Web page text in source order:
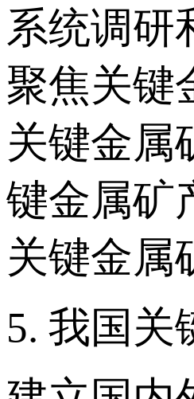
系统调研
聚焦关键
关键金属
键金属矿
关键金属
5. 我国关